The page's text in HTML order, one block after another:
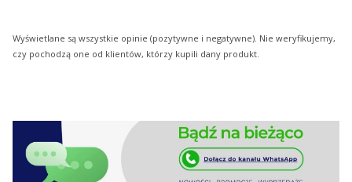
Wyświetlane są wszystkie opinie (pozytywne i negatywne). Nie weryfikujemy,
czy pochodzą one od klientów, którzy kupili dany produkt.